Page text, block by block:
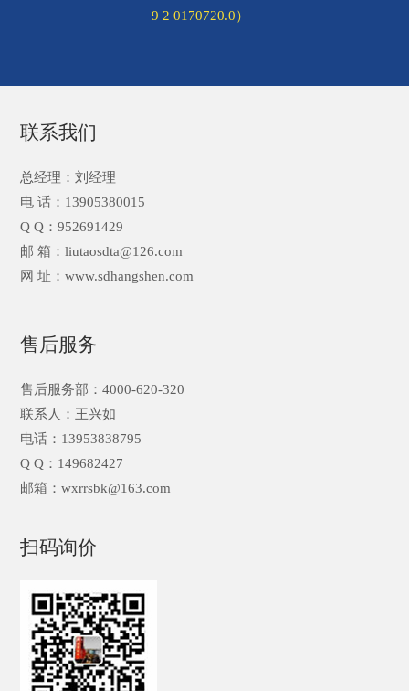
9 2 0170720.0）
联系我们
总经理：刘经理
电 话：13905380015
Q Q：952691429
邮 箱：liutaosdta@126.com
网 址：www.sdhangshen.com
售后服务
售后服务部：4000-620-320
联系人：王兴如
电话：13953838795
Q Q：149682427
邮箱：wxrrsbk@163.com
扫码询价